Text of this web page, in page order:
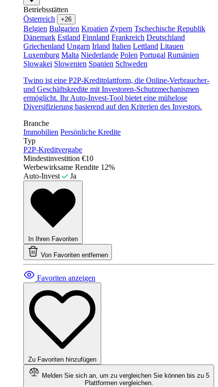
Betriebsstätten
Österreich
+26
Belgien Bulgarien Kroatien Zypern Tschechische Republik
Dänemark Estland Finnland Frankreich Deutschland
Griechenland Ungarn Irland Italien Lettland Litauen
Luxemburg Malta Niederlande Polen Portugal Rumänien
Slowakei Slowenien Spanien Schweden
Twino ist eine P2P-Kreditplattform, die Online-Verbraucher-
und Geschäftskredite mit Investoren-Schutzmechanismen
ermöglicht. Ihr Auto-Invest-Tool bietet eine mühelose
Diversifizierung basierend auf den Kriterien des Investors.
Branche
Immobilien Persönliche Kredite
Typ
P2P-Kreditvergabe
Mindestinvestition €10
Werbewirksame Rendite 12%
Auto-Invest
Ja
In Ihren Favoriten
Von Favoriten entfernen
Favoriten anzeigen
Zu Favoriten hinzufügen
Melden Sie sich an, um zu vergleichen Sie können bis zu 5
Plattformen vergleichen.